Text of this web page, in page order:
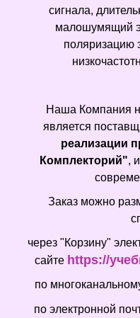
сигнала,
малошумящий
поляризацию
Наша Компания
является
реализации
Комплекторий",
Заказ можно
через "Корзину"
сайте https://
по
по электронной